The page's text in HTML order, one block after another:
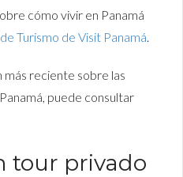
cómo vivir en Panamá
Turismo de Visit Panamá
reciente sobre las
puede consultar
tour privado